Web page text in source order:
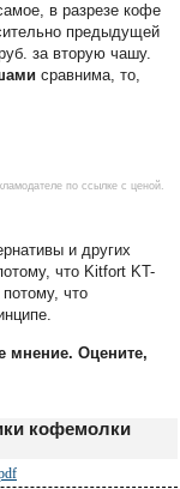
в разрезе кофе
предыдущей
за вторую чашу.
сравнима, то,
и других
что Kitfort KT-
что
мнение. Оцените,
кофемолки